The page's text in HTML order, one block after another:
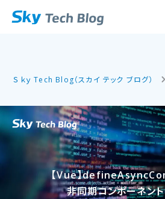
Ｓｋｙ Tech Blog（スカイ テック ブログ）
【Vue】
非同期コンポーネン